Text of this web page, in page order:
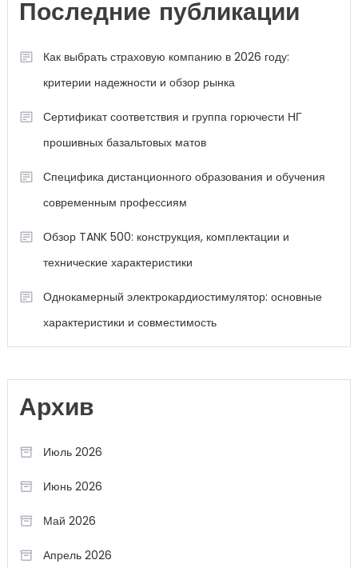
Последние публикации
Как выбрать страховую компанию в 2026 году:
критерии надежности и обзор рынка
Сертификат соответствия и группа горючести НГ
прошивных базальтовых матов
Специфика дистанционного образования и обучения
современным профессиям
Обзор TANK 500: конструкция, комплектации и
технические характеристики
Однокамерный электрокардиостимулятор: основные
характеристики и совместимость
Архив
Июль 2026
Июнь 2026
Май 2026
Апрель 2026